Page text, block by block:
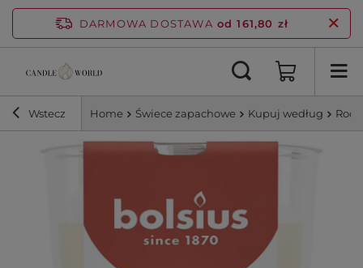
DARMOWA DOSTAWA od 161,80 zł
Wstecz Home Świece zapachowe Kupuj według